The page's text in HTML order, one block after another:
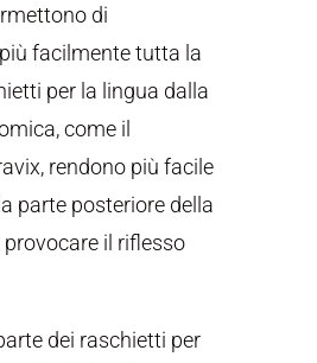
di
facilmente tutta la
per la lingua dalla
come il
rendono più facile
parte posteriore della
il riflesso
dei raschietti per